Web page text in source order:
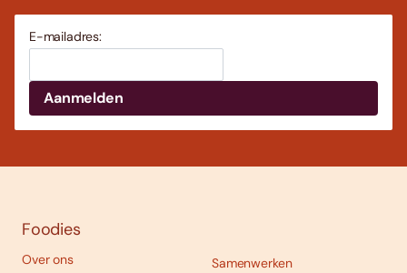
E-mailadres:
Foodies
Over ons
Samenwerken